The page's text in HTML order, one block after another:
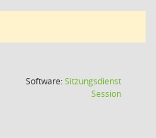
Software:Sitzungsdienst
Session(Wird in